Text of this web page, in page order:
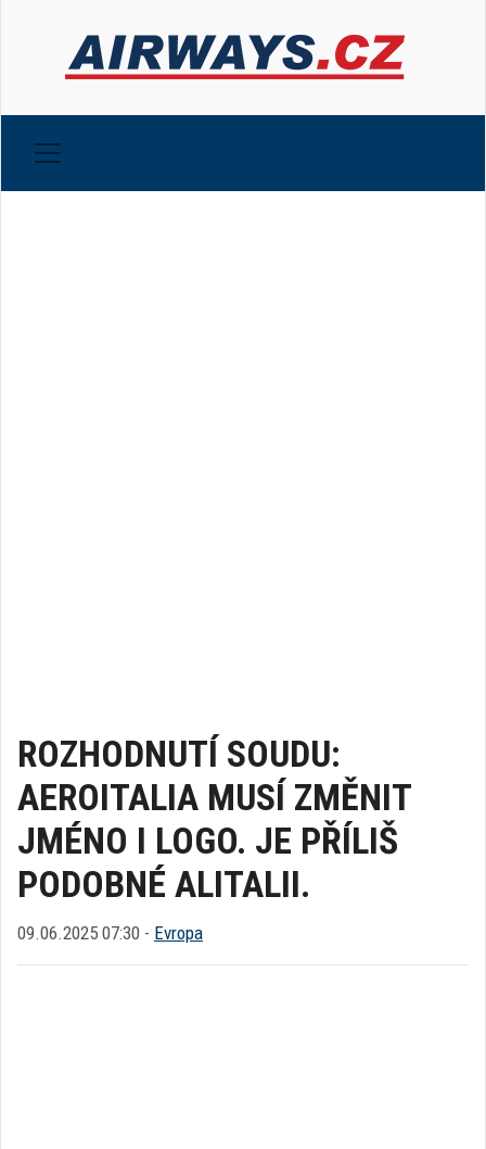
ROZHODNUTÍ SOUDU:
AEROITALIA MUSÍ ZMĚNIT
JMÉNO I LOGO. JE PŘÍLIŠ
PODOBNÉ ALITALII.
09.06.2025 07:30 - Evropa